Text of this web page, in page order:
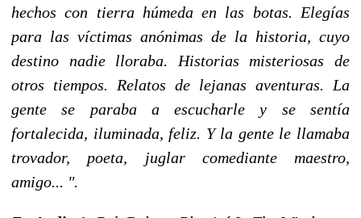
hechos con tierra húmeda en las botas. Elegías
para las víctimas anónimas de la historia, cuyo
destino nadie lloraba. Historias misteriosas de
otros tiempos. Relatos de lejanas aventuras. La
gente se paraba a escucharle y se sentía
fortalecida, iluminada, feliz. Y la gente le llamaba
trovador, poeta, juglar comediante maestro,
amigo... ".